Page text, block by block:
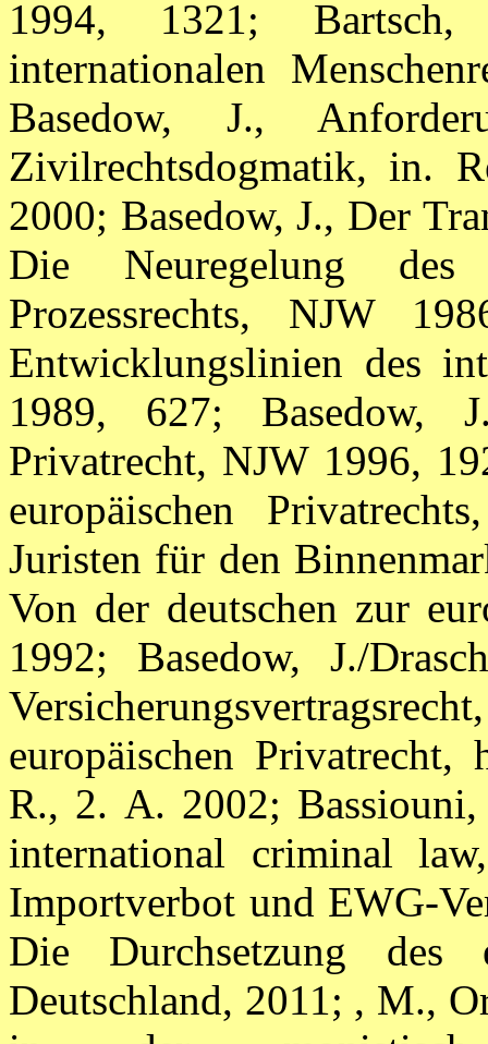
1994, 1321;
internationalen
Basedow, J.,
Zivilrechtsdogmatik, in.
2000; Basedow, J., Der
Die Neuregelung
Prozessrechts, NJW
Entwicklungslinien des
1989, 627; Basedow,
Privatrecht, NJW 1996,
europäischen
Juristen für den
Von der deutschen zur
1992; Basedow, J./
europäischen
R., 2. A. 2002;
international criminal